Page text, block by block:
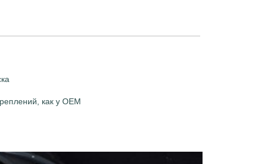
как у OEM